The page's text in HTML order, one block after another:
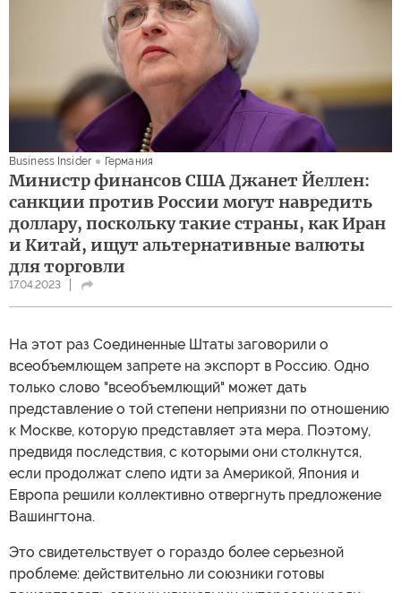
Business Insider Германия
Министр финансов США Джанет Йеллен:
санкции против России могут навредить
доллару, поскольку такие страны, как Иран
и Китай, ищут альтернативные валюты
для торговли
17.04.2023
На этот раз Соединенные Штаты заговорили о
всеобъемлющем запрете на экспорт в Россию. Одно
только слово "всеобъемлющий" может дать
представление о той степени неприязни по отношению
к Москве, которую представляет эта мера. Поэтому,
предвидя последствия, с которыми они столкнутся,
если продолжат слепо идти за Америкой, Япония и
Европа решили коллективно отвергнуть предложение
Вашингтона.
Это свидетельствует о гораздо более серьезной
проблеме: действительно ли союзники готовы